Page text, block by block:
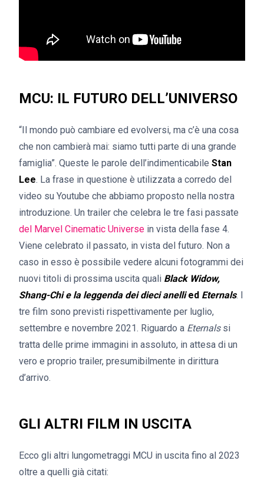
MCU: IL FUTURO DELL’UNIVERSO
“Il mondo può cambiare ed evolversi, ma c’è una cosa
che non cambierà mai: siamo tutti parte di una grande
famiglia”. Queste le parole dell’indimenticabile Stan
Lee. La frase in questione è utilizzata a corredo del
video su Youtube che abbiamo proposto nella nostra
introduzione. Un trailer che celebra le tre fasi passate
del Marvel Cinematic Universe in vista della fase 4.
Viene celebrato il passato, in vista del futuro. Non a
caso in esso è possibile vedere alcuni fotogrammi dei
nuovi titoli di prossima uscita quali Black Widow,
Shang-Chi e la leggenda dei dieci anellied Eternals. I
tre film sono previsti rispettivamente per luglio,
settembre e novembre 2021. Riguardo a Eternalssi
tratta delle prime immagini in assoluto, in attesa di un
vero e proprio trailer, presumibilmente in dirittura
d’arrivo.
GLI ALTRI FILM IN USCITA
Ecco gli altri lungometraggi MCU in uscita fino al 2023
oltre a quelli già citati: